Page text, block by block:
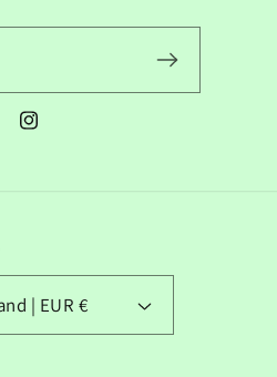
Instagram
Nederland | EUR €